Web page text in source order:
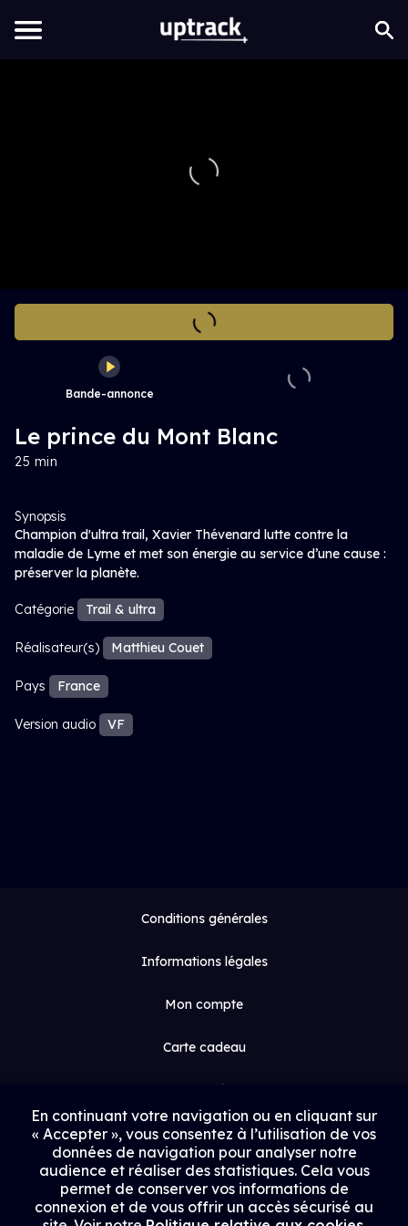
Bande-annonce
Le prince du Mont Blanc
25 min
Synopsis
Champion d'ultra trail, Xavier Thévenard lutte contre la
maladie de Lyme et met son énergie au service d’une cause :
préserver la planète.
Catégorie Trail & ultra
Réalisateur(s) Matthieu Couet
Pays France
Version audio VF
Conditions générales
Informations légales
Mon compte
Carte cadeau
Espace médias
Contact
Proposer un film
Rejoindre Uptrack
En continuant votre navigation ou en cliquant sur
« Accepter », vous consentez à l’utilisation de vos
données de navigation pour analyser notre
audience et réaliser des statistiques. Cela vous
permet de conserver vos informations de
connexion et de vous offrir un accès sécurisé au